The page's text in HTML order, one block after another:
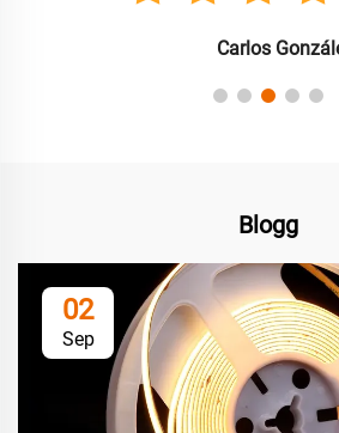
Carlos González
Blogg
02
Sep